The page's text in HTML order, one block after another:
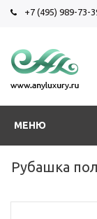
+7 (495) 989-73-
МЕНЮ
Рубашка